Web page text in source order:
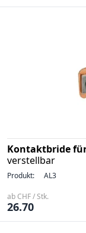
Kontaktbride
verstellbar
Produkt: AL3
ab CHF / Stk.
26.70